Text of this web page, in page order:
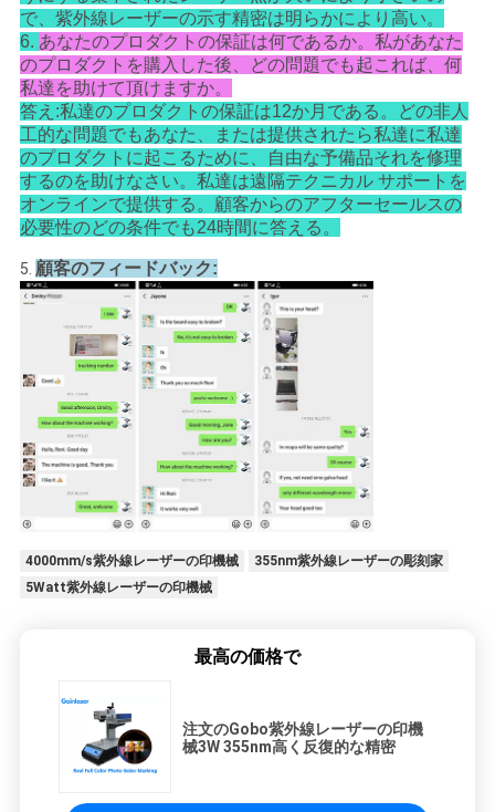
で、紫外線レーザーの示す精密は明らかにより高い。
6. あなたのプロダクトの保証は何であるか。私があなた
のプロダクトを購入した後、どの問題でも起これば、何
私達を助けて頂けますか。
答え:私達のプロダクトの保証は12か月である。どの非人
工的な問題でもあなた、または提供されたら私達に私達
のプロダクトに起こるために、自由な予備品それを修理
するのを助けなさい。私達は遠隔テクニカル サポートを
オンラインで提供する。顧客からのアフターセールスの
必要性のどの条件でも24時間に答える。
5. 顧客のフィードバック:
4000mm/s紫外線レーザーの印機械
355nm紫外線レーザーの彫刻家
5Watt紫外線レーザーの印機械
最高の価格で
注文のGobo紫外線レーザーの印機
械3W 355nm高く反復的な精密